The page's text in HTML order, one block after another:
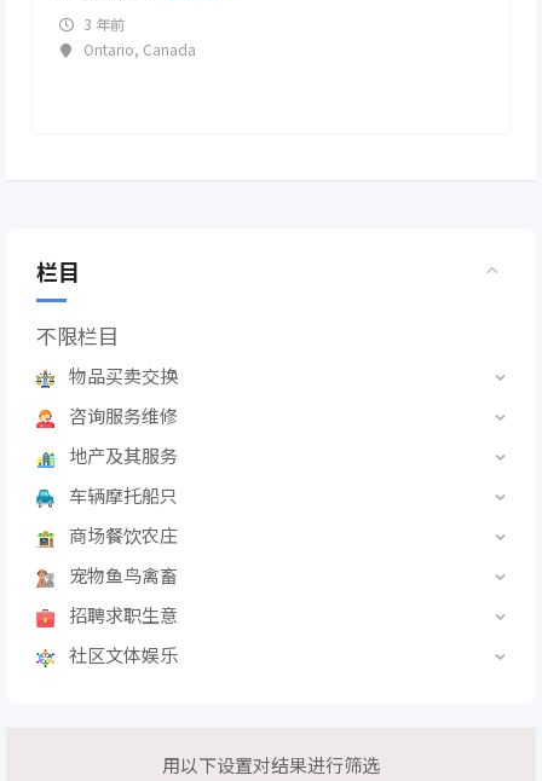
3 年前
Ontario, Canada
栏目
不限栏目
物品买卖交换
咨询服务维修
地产及其服务
车辆摩托船只
商场餐饮农庄
宠物鱼鸟禽畜
招聘求职生意
社区文体娱乐
用以下设置对结果进行筛选